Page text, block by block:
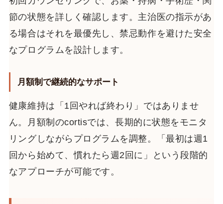
節の状態を詳しく確認します。主治医の指示があ
る場合はそれを最優先し、禁忌動作を避けた安全
なプログラムを設計します。
月額制で継続的なサポート
健康維持は「1回やれば終わり」ではありませ
ん。月額制のcortisでは、長期的に状態をモニタ
リングしながらプログラムを調整。「最初は週1
回から始めて、慣れたら週2回に」という段階的
なアプローチが可能です。